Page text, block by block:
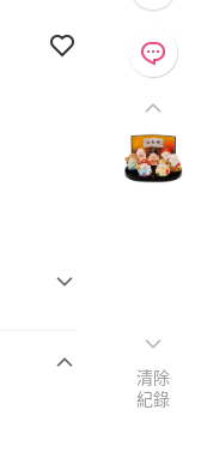
清除
紀錄